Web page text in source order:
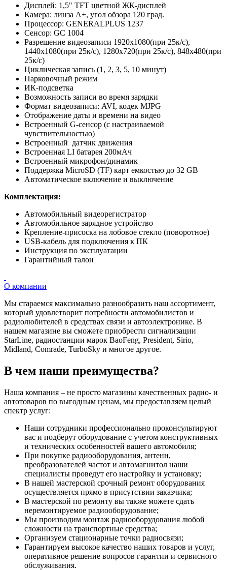
Дисплей: 1,5" TFT цветной ЖК-дисплей
Камера: линза А+, угол обзора 120 град.
Процессор: GENERALPLUS 1237
Сенсор: GC 1004
Разрешение видеозаписи 1920x1080(при 25к/с),
1440x1080(при 25к/с), 1280x720(при 25к/с), 848x480(при
25к/с)
Циклическая запись (1, 2, 3, 5, 10 минут)
Парковочный режим
ИК-подсветка
Возможность записи во время зарядки
Формат видеозаписи: AVI, кодек MJPG
Отображение даты и времени на видео
Встроенный G-сенсор (с настраиваемой
чувствительностью)
Встроенный датчик движения
Встроенная LI батарея 200мАч
Встроенный микрофон/динамик
Поддержка MicroSD (TF) карт емкостью до 32 GB
Автоматическое включение и выключение
Комплектация:
Автомобильный видеорегистратор
Автомобильное зарядное устройство
Крепление-присоска на лобовое стекло (поворотное)
USB-кабель для подключения к ПК
Инструкция по эксплуатации
Гарантийный талон
О компании
Мы стараемся максимально разнообразить наш ассортимент,
который удовлетворит потребности автомобилистов и
радиолюбителей в средствах связи и автоэлектронике. В
нашем магазине вы сможете приобрести сигнализации
StarLine, радиостанции марок BaoFeng, President, Sirio,
Midland, Comrade, TurboSky и многое другое.
В чем наши преимущества?
Наша компания – не просто магазины качественных радио- и
автотоваров по выгодным ценам, мы предоставляем целый
спектр услуг:
Наши сотрудники профессионально проконсультируют
вас и подберут оборудование с учетом конструктивных
и технических особенностей вашего автомобиля;
При покупке радиооборудования, антенн,
преобразователей частот и автомагнитол наши
специалисты проведут его настройку и установку;
В нашей мастерской срочный ремонт оборудования
осуществляется прямо в присутствии заказчика;
В мастерской по ремонту вы также можете сдать
неремонтируемое радиооборудование;
Мы производим монтаж радиооборудования любой
сложности на транспортные средства;
Организуем стационарные точки радиосвязи;
Гарантируем высокое качество наших товаров и услуг,
оперативное решение вопросов гарантии и сервисного
обслуживания.